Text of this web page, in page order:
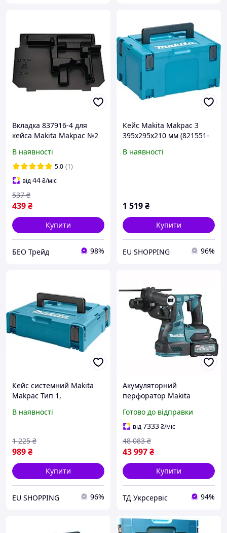
Вкладка 837916-4 для
кейса Makita Makpac №2
Makita LXT, зарядного
пристрою DC18RC та 3-х
акумуляторів)
В наявності
5.0 (1)
від44₴/міс
439₴
537 ₴
Купити
БЕО Трейд 98%
Кейс Makita Makpac 3
395х295х210 мм (821551-
В наявності
1 519₴
Купити
EU SHOPPING 96%
Кейс системний Makita
Makpac Тип 1,
(88381432986)
В наявності
989₴
1 225 ₴
Купити
EU SHOPPING 96%
Акумуляторний
перфоратор Makita
Готово до відправки
від7333₴/міс
43 997₴
48 083 ₴
Купити
ТД Укрсервіс 94%